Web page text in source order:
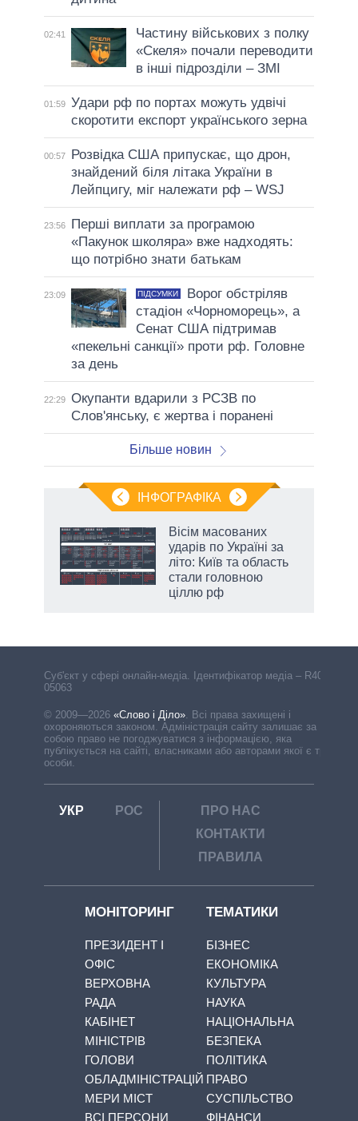
02:41
Частину військових з полку
«Скеля» почали переводити
в інші підрозділи – ЗМІ
01:59 Удари рф по портах можуть удвічі
скоротити експорт українського зерна
00:57
Розвідка США припускає, що дрон,
знайдений біля літака України в
Лейпцигу, міг належати рф – WSJ
23:56
Перші виплати за програмою
«Пакунок школяра» вже надходять:
що потрібно знати батькам
23:09 ПІДСУМКИ
Ворог обстріляв
стадіон «Чорноморець», а
Сенат США підтримав
«пекельні санкції» проти рф. Головне
за день
22:29 Окупанти вдарили з РСЗВ по
Слов'янську, є жертва і поранені
Більше новин
ІНФОГРАФІКА
Вісім масованих
ударів по Україні за
літо: Київ та область
стали головною
ціллю рф
Cуб'єкт у сфері онлайн-медіа. Ідентифікатор медіа – R40-
05063
© 2009—2026 «Слово і Діло». Всі права захищені і
охороняються законом. Адміністрація сайту залишає за
собою право не погоджуватися з інформацією, яка
публікується на сайті, власниками або авторами якої є треті
особи.
УКР РОС
ПРО НАС
КОНТАКТИ
ПРАВИЛА
МОНІТОРИНГ
ПРЕЗИДЕНТ І
ОФІС
ВЕРХОВНА
РАДА
КАБІНЕТ
МІНІСТРІВ
ГОЛОВИ
ОБЛАДМІНІСТРАЦІЙ
МЕРИ МІСТ
ВСІ ПЕРСОНИ
ТЕМАТИКИ
БІЗНЕС
ЕКОНОМІКА
КУЛЬТУРА
НАУКА
НАЦІОНАЛЬНА
БЕЗПЕКА
ПОЛІТИКА
ПРАВО
СУСПІЛЬСТВО
ФІНАНСИ